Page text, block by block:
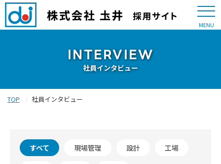
MENU
INTERVIEW
社員インタビュー
TOP 社員インタビュー
すべて 現場管理 設計 工場